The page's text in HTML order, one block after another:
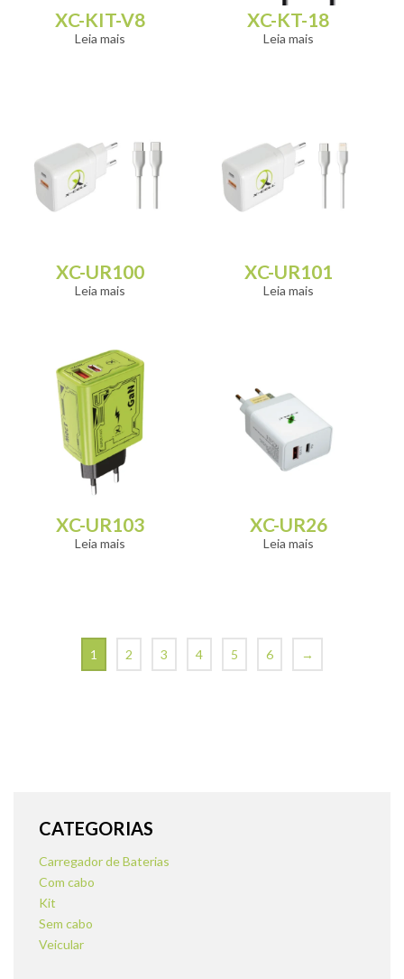
XC-KIT-V8
Leia mais
XC-KT-18
Leia mais
XC-UR100
Leia mais
XC-UR101
Leia mais
XC-UR103
Leia mais
XC-UR26
Leia mais
1 2 3 4 5 6 →
CATEGORIAS
Carregador de Baterias
Com cabo
Kit
Sem cabo
Veicular